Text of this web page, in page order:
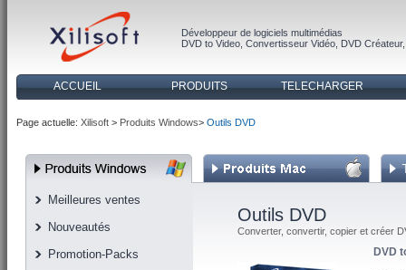
Développeur de logiciels multimédias
DVD to Video Convertisseur Vidéo DVD Créateur
ACCUEIL PRODUITS TELECHARGER
Page actuelle: Xilisoft > Produits Windows> Outils DVD
Outils DVD
Converter, convertir, copier et créer
DVD
Meilleures ventes
Nouveautés
Promotion-Packs